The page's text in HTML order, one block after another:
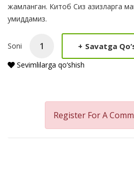
жамланган. Китоб Сиз азизларга
умиддамиз.
Soni + Savatga
Sevimlilarga qo‘shish
Register For A